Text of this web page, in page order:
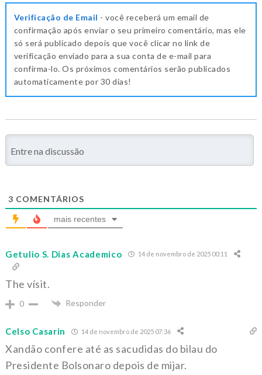
Verificação de Email - você receberá um email de
confirmação após enviar o seu primeiro comentário, mas ele
só será publicado depois que você clicar no link de
verificação enviado para a sua conta de e-mail para
confirma-lo. Os próximos comentários serão publicados
automaticamente por 30 dias!
3 COMENTÁRIOS
mais recentes
Getulio S. Dias Academico 14 de novembro de 2025 00:11
The vísit.
0 Responder
Celso Casarin 14 de novembro de 2025 07:36
Xandão confere até as sacudidas do bilau do
Presidente Bolsonaro depois de mijar.